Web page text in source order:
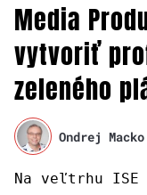
Media
vytvoriť
zeleného
Ondrej Macko
Na veľtrhu ISE